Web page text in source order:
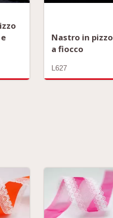
Nastro in pizzo
a fiocco
L627